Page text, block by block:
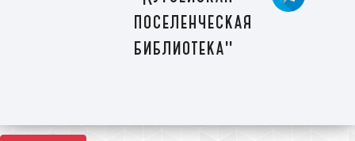
поселенческая
библиотека"